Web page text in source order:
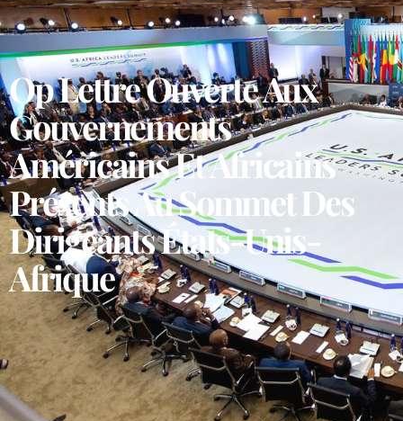
Op Lettre Ouverte Aux
Gouvernements
Américains Et Africains
Présents Au Sommet Des
Dirigeants États-Unis-
Afrique